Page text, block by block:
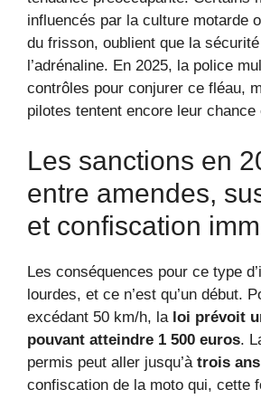
influencés par la culture motarde
du frisson, oublient que la
l’adrénaline. En 2025, la police
contrôles pour conjurer ce fléau,
pilotes tentent encore leur
Les sanctions en
entre amendes,
et confiscation
Les conséquences pour ce type
lourdes, et ce n’est qu’un début.
excédant 50 km/h, la loi prévoit
pouvant atteindre 1 500 euros.
permis peut aller jusqu’à trois ans
confiscation de la moto qui, cette